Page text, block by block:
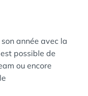
année avec la
possible de
ou encore